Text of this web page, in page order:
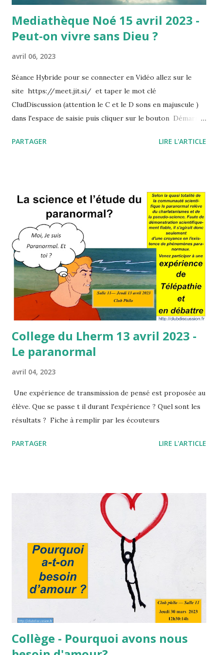
Mediathèque Noé 15 avril 2023 -
Peut-on vivre sans Dieu ?
avril 06, 2023
Séance Hybride pour se connecter en Vidéo allez sur le
site https://meet.jit.si/ et taper le mot clé
CludDiscussion (attention le C et le D sons en majuscule )
dans l'espace de saisie puis cliquer sur le bouton Démarrer
grand-mère animée par la "foi du charbonnier", avec qui je
Cela signifiait simplement que la peur du regard de Dieu
devait diriger vos actions. Ce regard qui était pour elle, la
garantie conscience en éveil. Comme l'élève travaillant avec
application sous les yeux d'un maître craint, aimé, secret et
cela pour des raisons inexplicables et acceptées ... Mais si
pour beaucoup "Dieu est mort", comment peut-on ? vidéo
: Je me défini comme athée Vidéo : Peut-on vivre sans
croire ?...
PARTAGER LIRE L'ARTICLE
College du Lherm 13 avril 2023 -
Le paranormal
avril 04, 2023
Une expérience de transmission de pensé est proposée au
élève. Que se passe t il durant l'expérience ? Quel sont les
résultats ? Fiche à remplir par les écouteurs
PARTAGER LIRE L'ARTICLE
Collège - Pourquoi avons nous